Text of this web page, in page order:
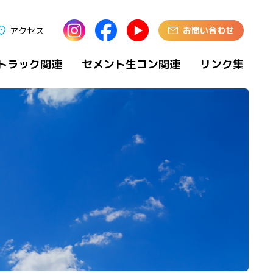
アクセス お問い合わせ
ラック関連 セメント生コン関連 リンク集